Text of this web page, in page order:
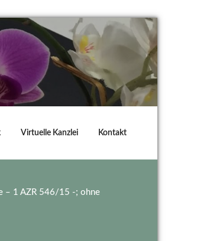
Virtuelle Kanzlei Kontakt
– 1 AZR 546/15 -; ohne